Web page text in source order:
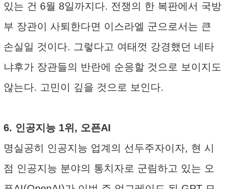
있는 건 6월 8일까지다. 전쟁의 한 복판에서 국방
부 장관이 사퇴한다면 이스라엘 군으로서는 큰
손실일 것이다. 그렇다고 여태껏 강경했던 네타
냐후가 장관들의 반란에 순응할 것으로 보이지도
않는다. 고민이 깊을 것으로 보인다.
6. 인공지능 1위, 오픈AI
명실공히 인공지능 업계의 선두주자이자, 현 시
점 인공지능 분야의 통치자로 군림하고 있는 오